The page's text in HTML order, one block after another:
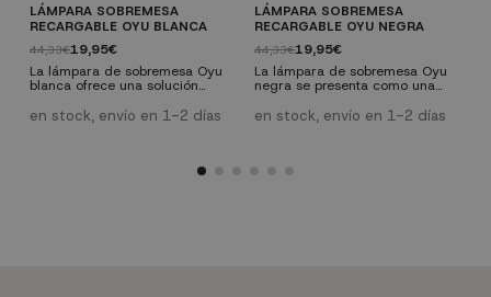
LÁMPARA SOBREMESA
RECARGABLE OYU BLANCA
44,33€19,95€
La lámpara de sobremesa Oyu
blanca ofrece una solución
iluminar con estilo escritorios,
terrazas, recibidores y cualquier
en una opción versátil ideal para
en stock, envío en 1-2 días
LÁMPARA SOBREMESA
RECARGABLE OYU NEGRA
44,33€19,95€
La lámpara de sobremesa Oyu
negra se presenta como una
aportar luz y estilo a diversos
espacios: escritorios, terrazas,
en stock, envío en 1-2 días